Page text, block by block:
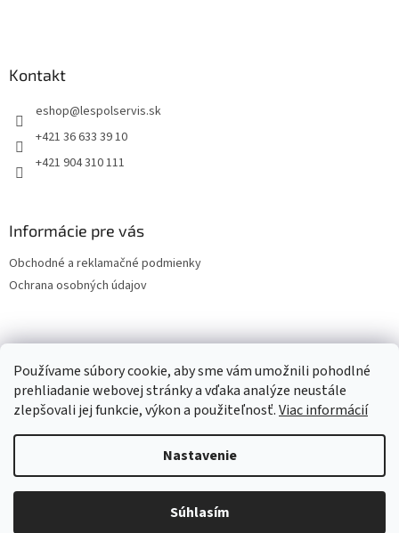
Používame súbory cookie, aby sme vám umožnili pohodlné
prehliadanie webovej stránky a vďaka analýze neustále
zlepšovali jej funkcie, výkon a použiteľnosť.Viac informácií
Nastavenie
Súhlasím
Kontakt
eshop@lespolservis.sk
+421 36 633 39 10
+421 904 310 111
Informácie pre vás
Obchodné a reklamačné podmienky
Ochrana osobných údajov
Copyright 2026LESPOL - SERVIS, s.r.o.. Všetky práva vyhradené.
Upraviť nastavenie cookies